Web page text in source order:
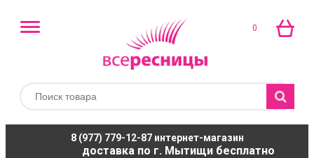
0
8 (977) 779-12-87интернет-магазин
доставка по г. Мытищи бесплатно